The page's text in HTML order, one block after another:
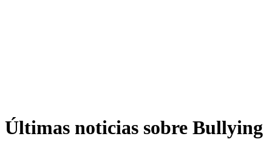
Últimas noticias sobre Bullying